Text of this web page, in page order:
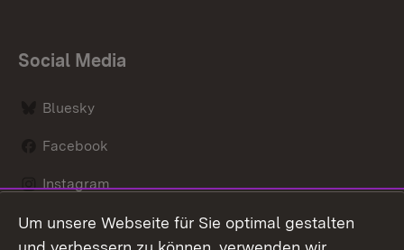
Social Media
Bluesky
Facebook
Instagram
LinkedIn
Um unsere Webseite für Sie optimal gestalten